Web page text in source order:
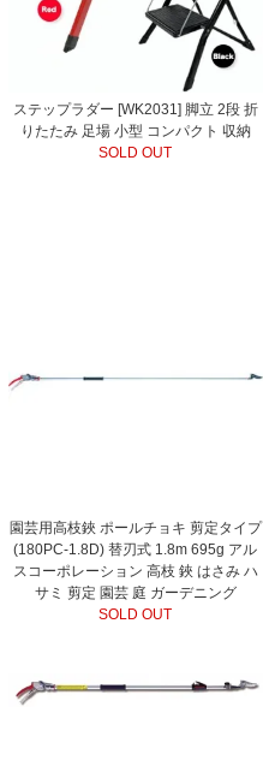
ステップラダー [WK2031] 脚立 2段 折
りたたみ 足場 小型 コンパクト 収納
SOLD OUT
園芸用高枝鋏 ポールチョキ 剪定タイプ
(180PC-1.8D) 替刃式 1.8m 695g アル
スコーポレーション 高枝 鋏 はさみ ハ
サミ 剪定 園芸 庭 ガーデニング
SOLD OUT